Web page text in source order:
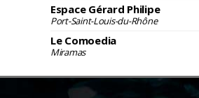
Espace Gérard Philipe
Port-Saint-Louis-du-Rhône
Le Comoedia
Miramas